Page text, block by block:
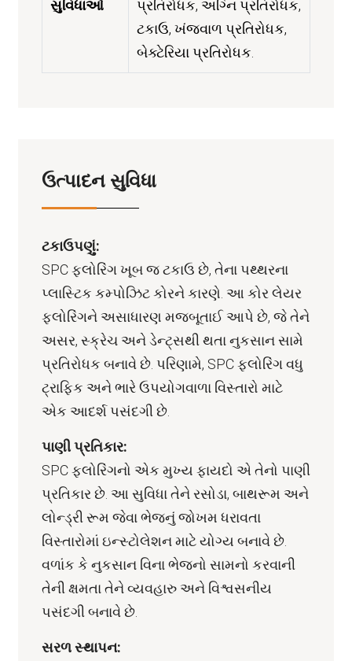
સુવિધાઓ
પ્રતિરોધક, અગ્નિ પ્રતિરોધક,
ટકાઉ, ખંજવાળ પ્રતિરોધક,
બેક્ટેરિયા પ્રતિરોધક.
ઉત્પાદન સુવિધા
ટકાઉપણું:
SPC ફ્લોરિંગ ખૂબ જ ટકાઉ છે, તેના પથ્થરના
પ્લાસ્ટિક કમ્પોઝિટ કોરને કારણે. આ કોર લેયર
ફ્લોરિંગને અસાધારણ મજબૂતાઈ આપે છે, જે તેને
અસર, સ્ક્રેચ અને ડેન્ટ્સથી થતા નુકસાન સામે
પ્રતિરોધક બનાવે છે. પરિણામે, SPC ફ્લોરિંગ વધુ
ટ્રાફિક અને ભારે ઉપયોગવાળા વિસ્તારો માટે
એક આદર્શ પસંદગી છે.
પાણી પ્રતિકાર:
SPC ફ્લોરિંગનો એક મુખ્ય ફાયદો એ તેનો પાણી
પ્રતિકાર છે. આ સુવિધા તેને રસોડા, બાથરૂમ અને
લોન્ડ્રી રૂમ જેવા ભેજનું જોખમ ધરાવતા
વિસ્તારોમાં ઇન્સ્ટોલેશન માટે યોગ્ય બનાવે છે.
વળાંક કે નુકસાન વિના ભેજનો સામનો કરવાની
તેની ક્ષમતા તેને વ્યવહારુ અને વિશ્વસનીય
પસંદગી બનાવે છે.
સરળ સ્થાપન: